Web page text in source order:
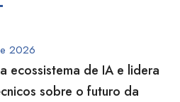
2026
ecossistema de IA e lidera
sobre o futuro da